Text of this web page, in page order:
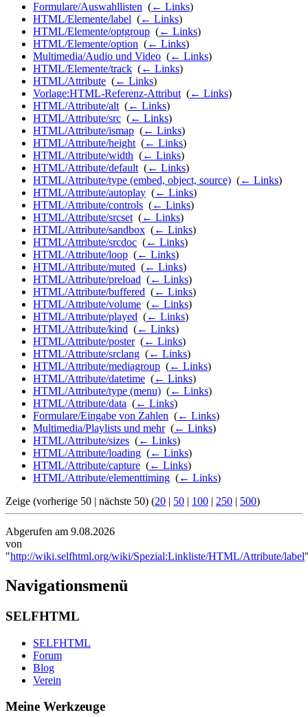
Formulare/Auswahllisten (← Links)
HTML/Elemente/label (← Links)
HTML/Elemente/optgroup (← Links)
HTML/Elemente/option (← Links)
Multimedia/Audio und Video (← Links)
HTML/Elemente/track (← Links)
HTML/Attribute (← Links)
Vorlage:HTML-Referenz-Attribut (← Links)
HTML/Attribute/alt (← Links)
HTML/Attribute/src (← Links)
HTML/Attribute/ismap (← Links)
HTML/Attribute/height (← Links)
HTML/Attribute/width (← Links)
HTML/Attribute/default (← Links)
HTML/Attribute/type (embed, object, source) (← Links)
HTML/Attribute/autoplay (← Links)
HTML/Attribute/controls (← Links)
HTML/Attribute/srcset (← Links)
HTML/Attribute/sandbox (← Links)
HTML/Attribute/srcdoc (← Links)
HTML/Attribute/loop (← Links)
HTML/Attribute/muted (← Links)
HTML/Attribute/preload (← Links)
HTML/Attribute/buffered (← Links)
HTML/Attribute/volume (← Links)
HTML/Attribute/played (← Links)
HTML/Attribute/kind (← Links)
HTML/Attribute/poster‎ (← Links)
HTML/Attribute/srclang (← Links)
HTML/Attribute/mediagroup (← Links)
HTML/Attribute/datetime (← Links)
HTML/Attribute/type (menu) (← Links)
HTML/Attribute/data (← Links)
Formulare/Eingabe von Zahlen (← Links)
Multimedia/Playlists und mehr‎ (← Links)
HTML/Attribute/sizes (← Links)
HTML/Attribute/loading (← Links)
HTML/Attribute/capture (← Links)
HTML/Attribute/elementtiming (← Links)
Zeige (vorherige 50 | nächste 50) (20 | 50 | 100 | 250 | 500)
Abgerufen am 9.08.2026
von
"http://wiki.selfhtml.org/wiki/Spezial:Linkliste/HTML/Attribute/label
Navigationsmenü
SELFHTML
SELFHTML
Forum
Blog
Verein
Meine Werkzeuge